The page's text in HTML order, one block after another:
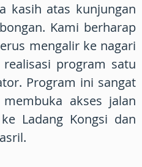
kasih atas kunjungan
Kami berharap
mengalir ke nagari
program satu
Program ini sangat
akses jalan
Ladang Kongsi dan